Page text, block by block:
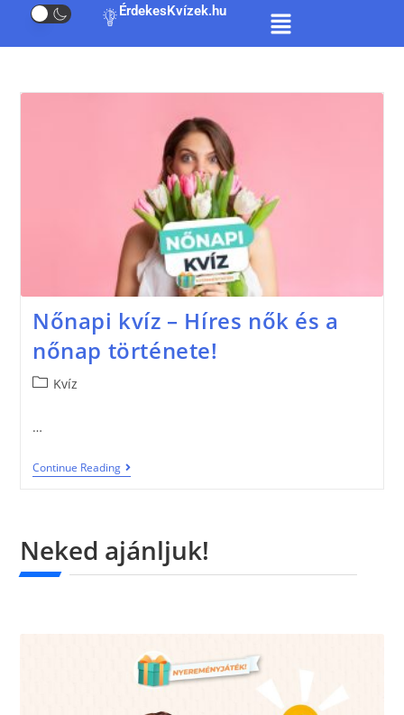
ÉrdekesKvízek.hu
Nőnapi kvíz – Híres nők és a
nőnap története!
Kvíz
…
Continue Reading
Neked ajánljuk!